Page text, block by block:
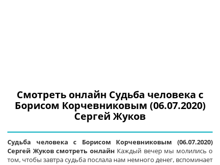
Смотреть онлайн Судьба человека с
Борисом Корчевниковым (06.07.2020)
Сергей Жуков
Судьба человека с Борисом Корчевниковым (06.07.2020)
Сергей Жуков смотреть онлайн Каждый вечер мы молились о
том, чтобы завтра судьба послала нам немного денег, вспоминает